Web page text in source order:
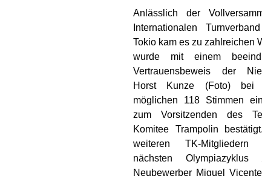
Anlässlich der
Internationalen
Tokio kam es zu zahlreichen
wurde mit einem
Vertrauensbeweis der
Horst Kunze (Foto) bei
möglichen 118 Stimmen
zum Vorsitzenden des
Komitee Trampolin
weiteren TK-
nächsten
Neubewerber Miguel